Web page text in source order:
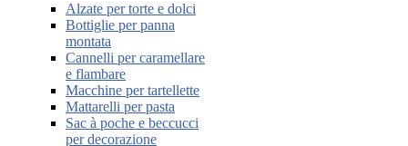
Alzate per torte e dolci
Bottiglie per panna
montata
Cannelli per caramellare
e flambare
Macchine per tartellette
Mattarelli per pasta
Sac à poche e beccucci
per decorazione